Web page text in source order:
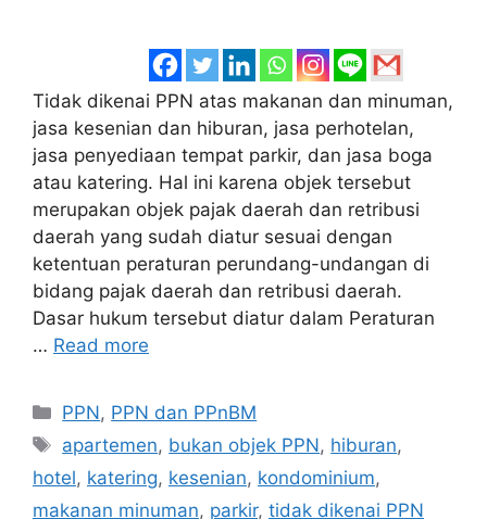
Tidak dikenai PPN atas makanan dan minuman,
jasa kesenian dan hiburan, jasa perhotelan,
jasa penyediaan tempat parkir, dan jasa boga
atau katering. Hal ini karena objek tersebut
merupakan objek pajak daerah dan retribusi
daerah yang sudah diatur sesuai dengan
ketentuan peraturan perundang-undangan di
bidang pajak daerah dan retribusi daerah.
Dasar hukum tersebut diatur dalam Peraturan
… Read more
Categories
PPN, PPN dan PPnBM
Tags
apartemen, bukan objek PPN, hiburan,
hotel, katering, kesenian, kondominium,
makanan minuman, parkir, tidak dikenai PPN